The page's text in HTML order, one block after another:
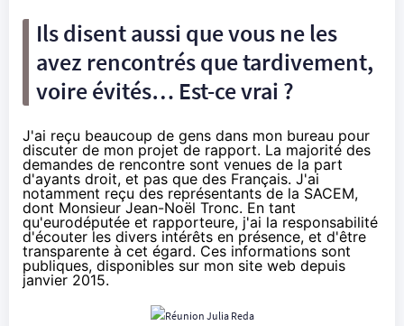
Ils disent aussi que vous ne les
avez rencontrés que tardivement,
voire évités… Est-ce vrai ?
J'ai reçu beaucoup de gens dans mon bureau pour
discuter de mon projet de rapport. La majorité des
demandes de rencontre sont venues de la part
d'ayants droit, et pas que des Français. J'ai
notamment reçu des représentants de la SACEM,
dont Monsieur Jean-Noël Tronc. En tant
qu'eurodéputée et rapporteure, j'ai la responsabilité
d'écouter les divers intérêts en présence, et d'être
transparente à cet égard. Ces informations sont
publiques, disponibles sur mon site web depuis
janvier 2015.